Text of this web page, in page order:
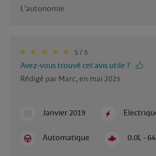
L'autonomie
5 / 5
Avez-vous trouvé cet avis utile ?
Rédigé par Marc, en mai 2025
Janvier 2019
Automatique 0.0L -